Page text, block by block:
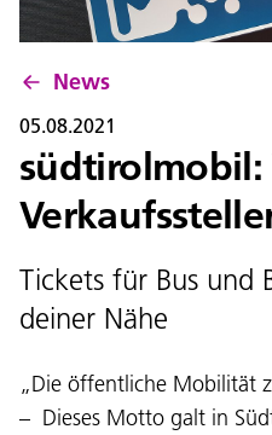
News
Projekte
Service und Kontakt
News
05.08.2021
südtirolmobil:
Tickets für Bus und
deiner Nähe
„Die öffentliche Mobilität
– Dieses Motto galt in